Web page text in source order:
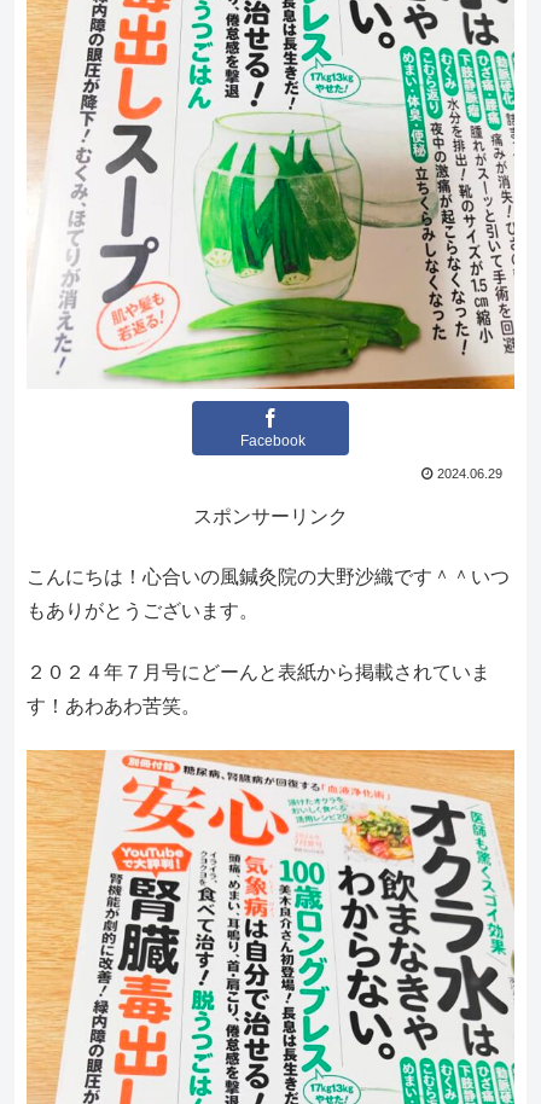
Facebook
2024.06.29
スポンサーリンク
こんにちは！心合いの風鍼灸院の大野沙織です＾＾いつ
もありがとうございます。
２０２４年７月号にどーんと表紙から掲載されていま
す！あわあわ苦笑。